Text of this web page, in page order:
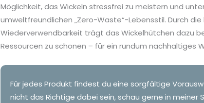
Möglichkeit, das Wickeln stressfrei zu meistern und
umweltfreundlichen „Zero-Waste“-Lebensstil. Durch
Wiederverwendbarkeit trägt das Wickelhütchen dazu
Ressourcen zu schonen – für ein rundum nachhaltiges
Für jedes Produkt findest du eine sorgfältige
nicht das Richtige dabei sein, schau gerne in